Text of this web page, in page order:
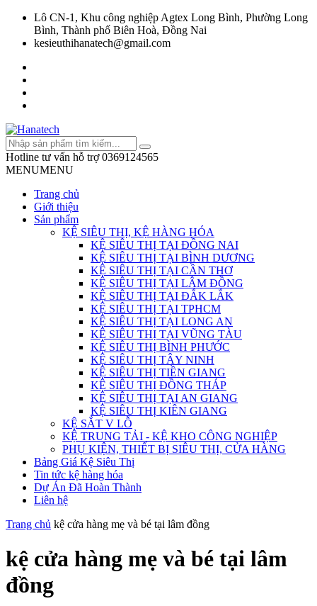
Lô CN-1, Khu công nghiệp Agtex Long Bình, Phường Long
Bình, Thành phố Biên Hoà, Đồng Nai
kesieuthihanatech@gmail.com
Hotline tư vấn hỗ trợ 0369124565
MENUMENU
Trang chủ
Giới thiệu
Sản phẩm
KỆ SIÊU THỊ, KỆ HÀNG HÓA
KỆ SIÊU THỊ TẠI ĐỒNG NAI
KỆ SIÊU THỊ TẠI BÌNH DƯƠNG
KỆ SIÊU THỊ TẠI CẦN THƠ
KỆ SIÊU THỊ TẠI LÂM ĐỒNG
KỆ SIÊU THỊ TẠI ĐẮK LẮK
KỆ SIÊU THỊ TẠI TPHCM
KỆ SIÊU THỊ TẠI LONG AN
KỆ SIÊU THỊ TẠI VŨNG TÀU
KỆ SIÊU THỊ BÌNH PHƯỚC
KỆ SIÊU THỊ TÂY NINH
KỆ SIÊU THỊ TIỀN GIANG
KỆ SIÊU THỊ ĐỒNG THÁP
KỆ SIÊU THỊ TẠI AN GIANG
KỆ SIÊU THỊ KIÊN GIANG
KỆ SẮT V LỖ
KỆ TRUNG TẢI - KỆ KHO CÔNG NGHIỆP
PHỤ KIỆN, THIẾT BỊ SIÊU THỊ, CỬA HÀNG
Bảng Giá Kệ Siêu Thị
Tin tức kệ hàng hóa
Dự Án Đã Hoàn Thành
Liên hệ
Trang chủ kệ cửa hàng mẹ và bé tại lâm đồng
kệ cửa hàng mẹ và bé tại lâm
đồng